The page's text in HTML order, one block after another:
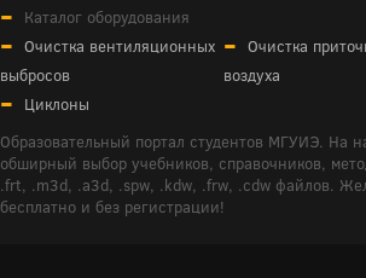
Каталог оборудования
Очистка вентиляционных
выбросов
Очистка
воздуха
Циклоны
Образовательный портал студентов МГУИЭ. На
обширный выбор учебников, справочников,
.frt, .m3d, .a3d, .spw, .kdw, .frw, .cdw файлов.
бесплатно и без регистрации!